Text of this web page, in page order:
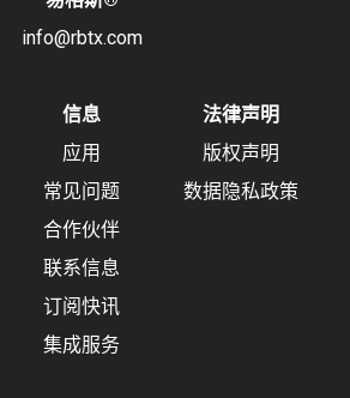
info@rbtx.com
信息
应用
常见问题
合作伙伴
联系信息
订阅快讯
集成服务
法律声明
版权声明
数据隐私政策